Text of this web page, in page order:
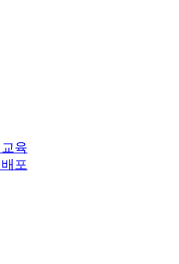
육
포